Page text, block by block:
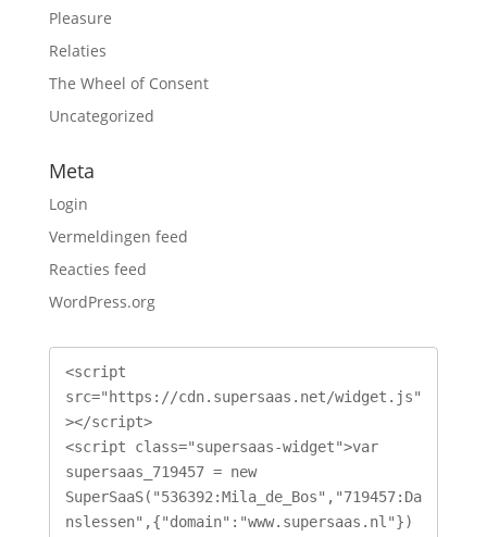
Pleasure
Relaties
The Wheel of Consent
Uncategorized
Meta
Login
Vermeldingen feed
Reacties feed
WordPress.org
<script
src="https://cdn.supersaas.net/widget.js"
></script>
<script class="supersaas-widget">var
supersaas_719457 = new
SuperSaaS("536392:Mila_de_Bos","719457:Da
nslessen",{"domain":"www.supersaas.nl"})